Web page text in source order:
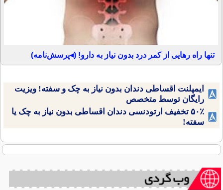
تنها راه رهایی از کمر درد بدون نیاز به دارو! (◂پرسش‌نامه)
ایمپلنت اقساطی دندان بدون نیاز به چک و سفته! ویزیت
رایگان توسط متخصص
۵۰٪ تخفیف ارتودنسی دندان اقساطی بدون نیاز به چک یا
سفته!